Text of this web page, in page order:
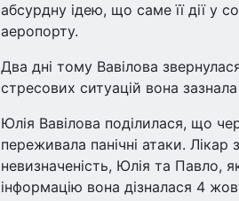
абсурдну ідею, що саме її дії у
аеропорту.
Два дні тому Вавілова
стресових ситуацій вона
Юлія Вавілова поділилася, що
переживала панічні атаки.
невизначеність, Юлія та Павло,
інформацію вона дізналася 4